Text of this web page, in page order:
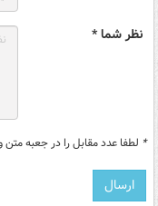
نظر شما *
* لطفا عدد مقابل را در جعبه متن